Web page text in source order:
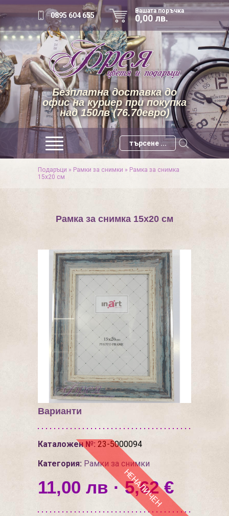
0895 604 655
Вашата поръчка
0,00 лв.
Безплатна доставка до
офис на куриер при покупка
над 150лв (76.70евро)
Подаръци » Рамки за снимки » Рамка за снимка
15х20 см
Рамка за снимка 15х20 см
Варианти
Каталожен №: 23-5000094
Категория: Рамки за снимки
11,00 лв · 5,62 €
НЕНАЛИЧЕН